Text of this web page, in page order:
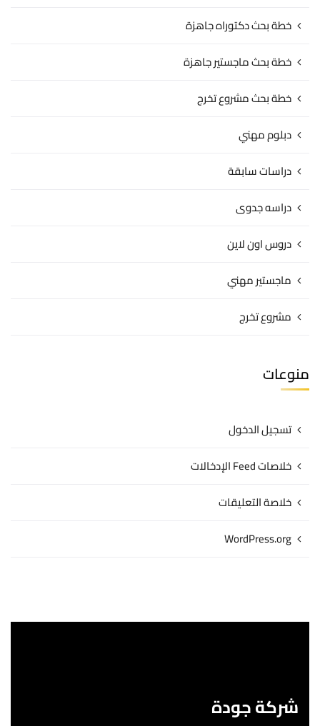
خطة بحث دكتوراه جاهزة
خطة بحث ماجستير جاهزة
خطة بحث مشروع تخرج
دبلوم مهني
دراسات سابقة
دراسه جدوى
دروس اون لاين
ماجستير مهني
مشروع تخرج
منوعات
تسجيل الدخول
خلاصات Feed الإدخالات
خلاصة التعليقات
WordPress.org
شركة جودة